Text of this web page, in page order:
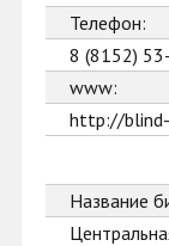
Телефон:
8 (8152)
www:
http://
Название